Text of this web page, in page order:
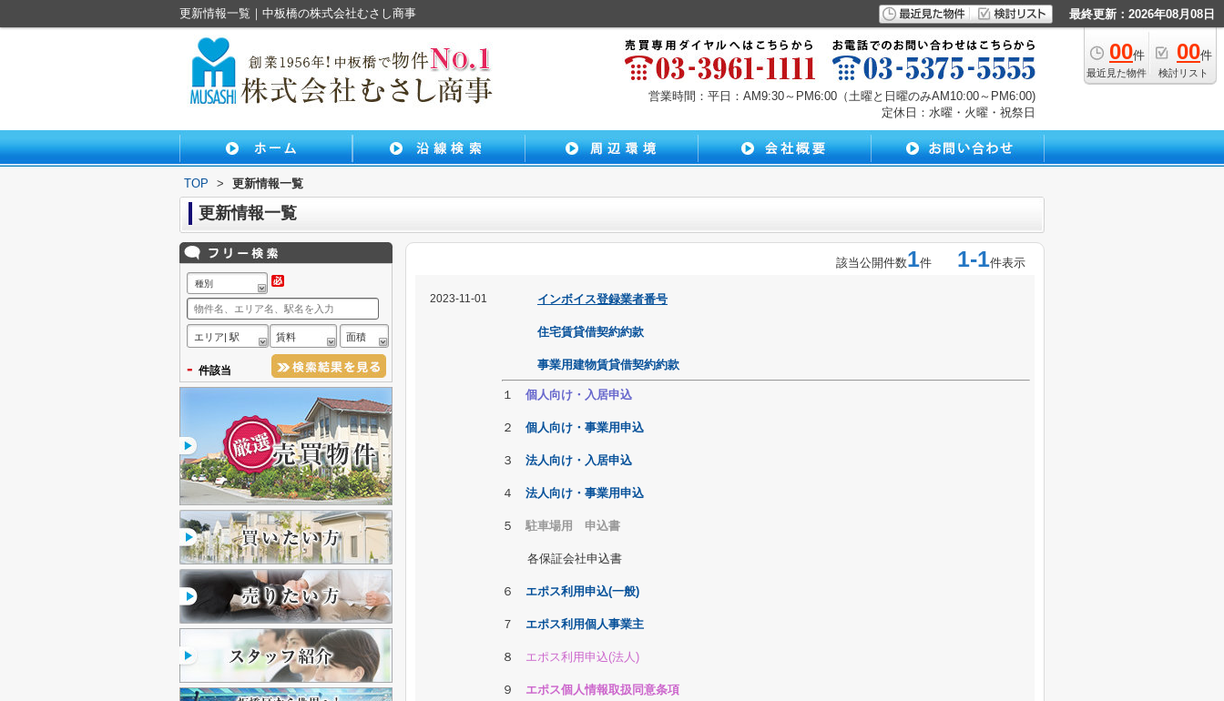
更新情報一覧｜中板橋の株式会社むさし商事 最終更新：2026年08月08日
00件
最近見た物件
00件
検討リスト
営業時間：平日：AM9:30～PM6:00（土曜と日曜のみAM10:00～PM6:00)
定休日：水曜・火曜・祝祭日
TOP > 更新情報一覧
更新情報一覧
該当公開件数1件 1-1件表示
2023-11-01 インボイス登録業者番号
住宅賃貸借契約約款
事業用建物賃貸借契約約款
１ 個人向け・入居申込
２ 個人向け・事業用申込
３ 法人向け・入居申込
４ 法人向け・事業用申込
５ 駐車場用 申込書
各保証会社申込書
６ エポス利用申込(一般)
７ エポス利用個人事業主
８ エポス利用申込(法人)
９ エポス個人情報取扱同意条項
種別
エリア| 駅 賃料 面積
- 件該当